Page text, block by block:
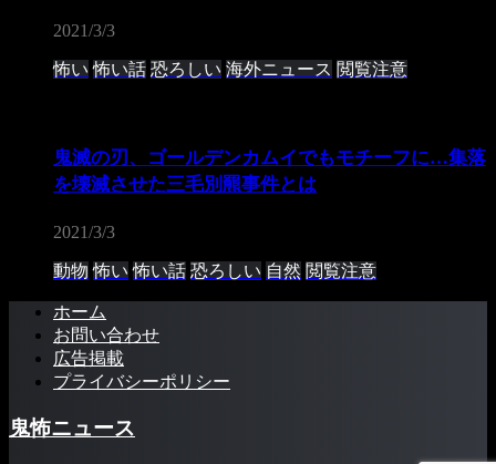
2021/3/3
怖い 怖い話 恐ろしい 海外ニュース 閲覧注意
鬼滅の刃、ゴールデンカムイでもモチーフに…集落
を壊滅させた三毛別羆事件とは
2021/3/3
動物 怖い 怖い話 恐ろしい 自然 閲覧注意
ホーム
お問い合わせ
広告掲載
プライバシーポリシー
鬼怖ニュース